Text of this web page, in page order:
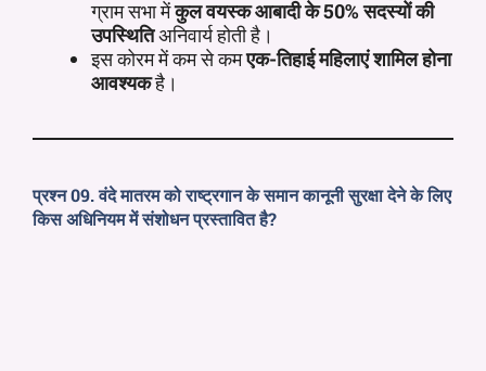
ग्राम सभा मेंकुल वयस्क आबादी के 50% सदस्यों की
उपस्थितिअनिवार्य होती है।
इस कोरम में कम से कमएक-तिहाई महिलाएं शामिल होना
आवश्यकहै।
प्रश्न 09. वंदे मातरम को राष्ट्रगान के समान कानूनी सुरक्षा देने के लिए
किस अधिनियम में संशोधन प्रस्तावित है?